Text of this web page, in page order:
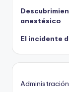
anestésico
El incidente